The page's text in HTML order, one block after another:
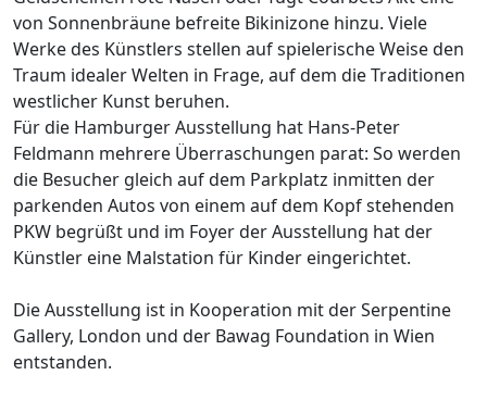
von Sonnenbräune befreite Bikinizone hinzu. Viele
Werke des Künstlers stellen auf spielerische Weise den
Traum idealer Welten in Frage, auf dem die Traditionen
westlicher Kunst beruhen.
Für die Hamburger Ausstellung hat Hans-Peter
Feldmann mehrere Überraschungen parat: So werden
die Besucher gleich auf dem Parkplatz inmitten der
parkenden Autos von einem auf dem Kopf stehenden
PKW begrüßt und im Foyer der Ausstellung hat der
Künstler eine Malstation für Kinder eingerichtet.
Die Ausstellung ist in Kooperation mit der Serpentine
Gallery, London und der Bawag Foundation in Wien
entstanden.